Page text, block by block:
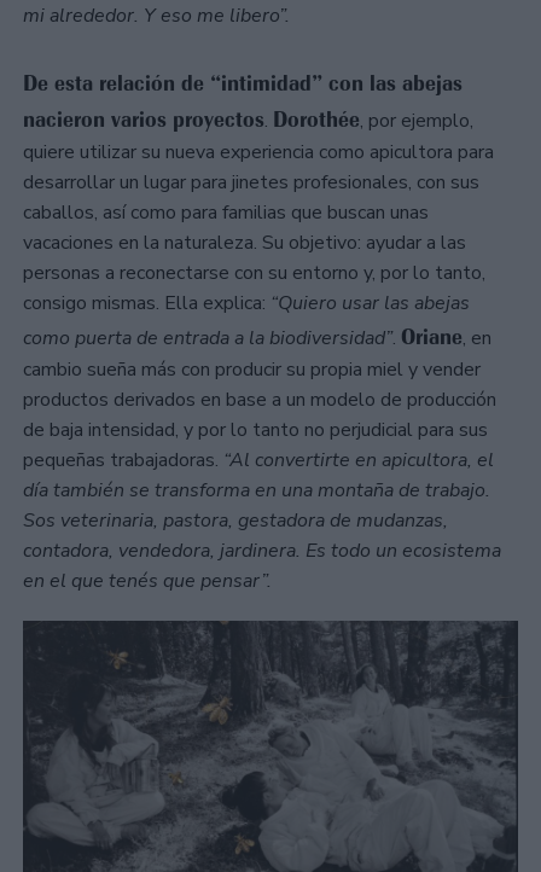
mi alrededor. Y eso me libero”.
De esta relación de “intimidad” con las abejas
nacieron varios proyectos. Dorothée, por ejemplo,
quiere utilizar su nueva experiencia como apicultora para
desarrollar un lugar para jinetes profesionales, con sus
caballos, así como para familias que buscan unas
vacaciones en la naturaleza. Su objetivo: ayudar a las
personas a reconectarse con su entorno y, por lo tanto,
consigo mismas. Ella explica: “Quiero usar las abejas
como puerta de entrada a la biodiversidad”. Oriane, en
cambio sueña más con producir su propia miel y vender
productos derivados en base a un modelo de producción
de baja intensidad, y por lo tanto no perjudicial para sus
pequeñas trabajadoras. “Al convertirte en apicultora, el
día también se transforma en una montaña de trabajo.
Sos veterinaria, pastora, gestadora de mudanzas,
contadora, vendedora, jardinera. Es todo un ecosistema
en el que tenés que pensar”.